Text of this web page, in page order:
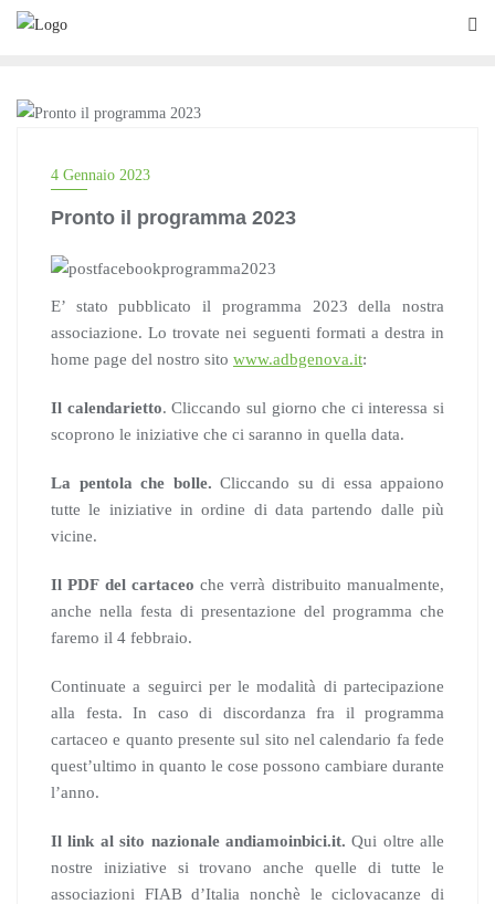
Skip
4 Gennaio 2023
Pronto il programma 2023
E’ stato pubblicato il programma 2023 della nostra
associazione. Lo trovate nei seguenti formati a destra in
home page del nostro sito www.adbgenova.it:
Il calendarietto. Cliccando sul giorno che ci interessa si
scoprono le iniziative che ci saranno in quella data.
La pentola che bolle. Cliccando su di essa appaiono
tutte le iniziative in ordine di data partendo dalle più
vicine.
Il PDF del cartaceoche verrà distribuito manualmente,
anche nella festa di presentazione del programma che
faremo il 4 febbraio.
Continuate a seguirci per le modalità di partecipazione
alla festa. In caso di discordanza fra il programma
cartaceo e quanto presente sul sito nel calendario fa fede
quest’ultimo in quanto le cose possono cambiare durante
l’anno.
Il link al sito nazionale andiamoinbici.it. Qui oltre alle
nostre iniziative si trovano anche quelle di tutte le
associazioni FIAB d’Italia nonchè le ciclovacanze di